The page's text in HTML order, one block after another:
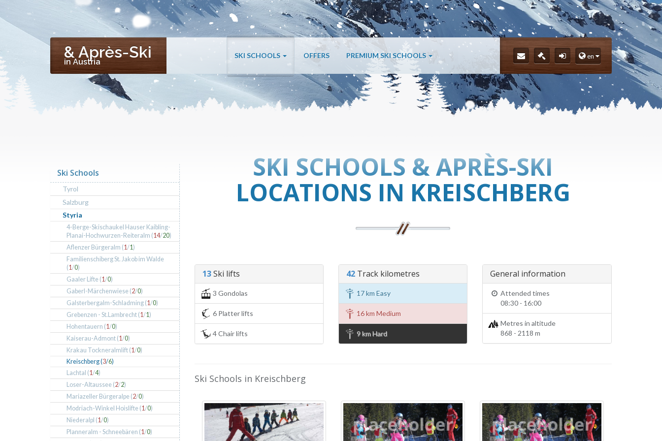
& Après-Ski
in Austria
SKI SCHOOLS OFFERS PREMIUM SKI SCHOOLS en
SKI SCHOOLS & APRÈS-SKI
LOCATIONS IN KREISCHBERG
13Ski lifts
3 Gondolas
6 Platter lifts
4 Chair lifts
42Track kilometres
17 km Easy
16 km Medium
9 km Hard
General information
Attended times
08:30 - 16:00
Metres in altitude
868 - 2118 m
Ski Schools in Kreischberg
Ski Schools
Tyrol
Salzburg
Styria
4-Berge-Skischaukel Hauser Kaibling-
Planai-Hochwurzen-Reiteralm (14/20)
Aflenzer Bürgeralm (1/1)
Familienschiberg St. Jakob im Walde
(1/0)
Gaaler Lifte (1/0)
Gaberl-Märchenwiese (2/0)
Galsterbergalm-Schladming (1/0)
Grebenzen - St.Lambrecht (1/1)
Hohentauern (1/0)
Kaiserau-Admont (1/0)
Krakau Tockneralmlift (1/0)
Kreischberg (3/6)
Lachtal (1/4)
Loser-Altaussee (2/2)
Mariazeller Bürgeralpe (2/0)
Modriach-Winkel Hoislifte (1/0)
Niederalpl (1/0)
Planneralm - Schneebären (1/0)